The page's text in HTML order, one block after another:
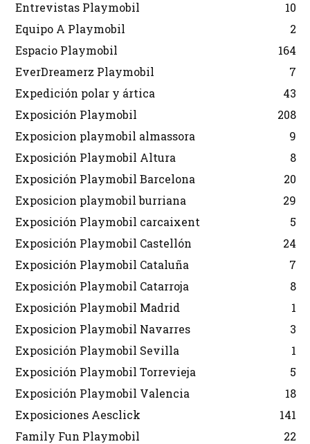
Entrevistas Playmobil
10
Equipo A Playmobil
2
Espacio Playmobil
164
EverDreamerz Playmobil
7
Expedición polar y ártica
43
Exposición Playmobil
208
Exposicion playmobil almassora
9
Exposición Playmobil Altura
8
Exposición Playmobil Barcelona
20
Exposicion playmobil burriana
29
Exposición Playmobil carcaixent
5
Exposición Playmobil Castellón
24
Exposición Playmobil Cataluña
7
Exposición Playmobil Catarroja
8
Exposición Playmobil Madrid
1
Exposicion Playmobil Navarres
3
Exposición Playmobil Sevilla
1
Exposición Playmobil Torrevieja
5
Exposición Playmobil Valencia
18
Exposiciones Aesclick
141
Family Fun Playmobil
22